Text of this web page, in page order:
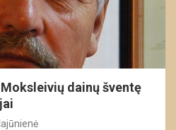
dainų šventę